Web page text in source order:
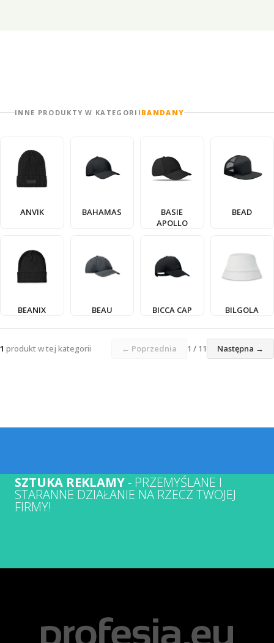
INNE PRODUKTY W KATEGORII BANDANY
ANVIK BAHAMAS
BASIE
APOLLO
BEAD
BEANIX BEAU BICCA CAP BILGOLA
1 produkt w tej kategorii ← Poprzednia 1 / 11 Następna →
SZTUKA REKLAMY- PRZEMYŚLANE I
STARANNE DZIAŁANIE NA RZECZ TWOJEJ
FIRMY!